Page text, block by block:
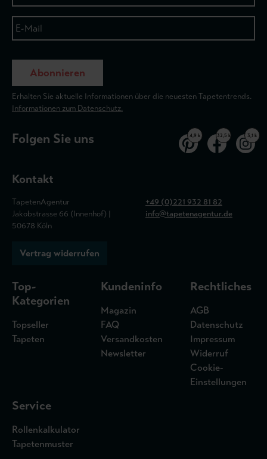
Abonnieren
Erhalten Sie aktuelle Informationen über die neuesten Tapetentrends.
Informationen zum Datenschutz.
Folgen Sie uns 4,9 k 32,5 k 3,1 k
Kontakt
TapetenAgentur
Jakobstrasse 66 (Innenhof) |
50678 Köln
+49 (0)221 932 81 82
info@tapetenagentur.de
Vertrag widerrufen
Top-
Kategorien
Topseller
Tapeten
Kundeninfo
Magazin
FAQ
Versandkosten
Newsletter
Rechtliches
AGB
Datenschutz
Impressum
Widerruf
Cookie-
Einstellungen
Service
Rollenkalkulator
Tapetenmuster